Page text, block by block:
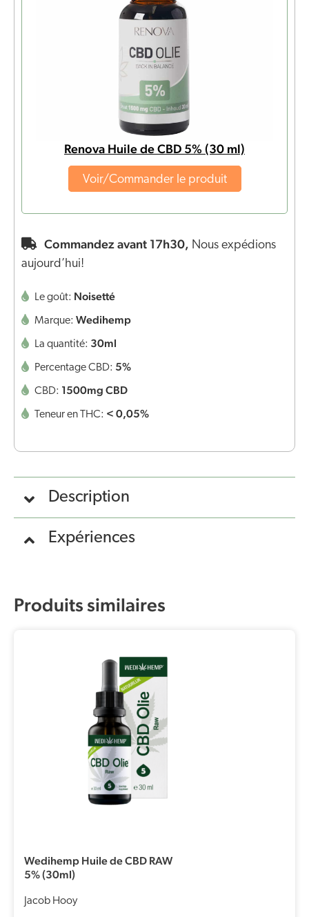
Renova Huile de CBD 5% (30 ml)
Voir/Commander le produit
Commandez avant 17h30, Nous expédions
aujourd’hui!
Le goût: Noisetté
Marque: Wedihemp
La quantité: 30ml
Percentage CBD: 5%
CBD: 1500mg CBD
Teneur en THC: < 0,05%
Description
Expériences
Produits similaires
Wedihemp Huile de CBD RAW
5% (30ml)
Jacob Hooy